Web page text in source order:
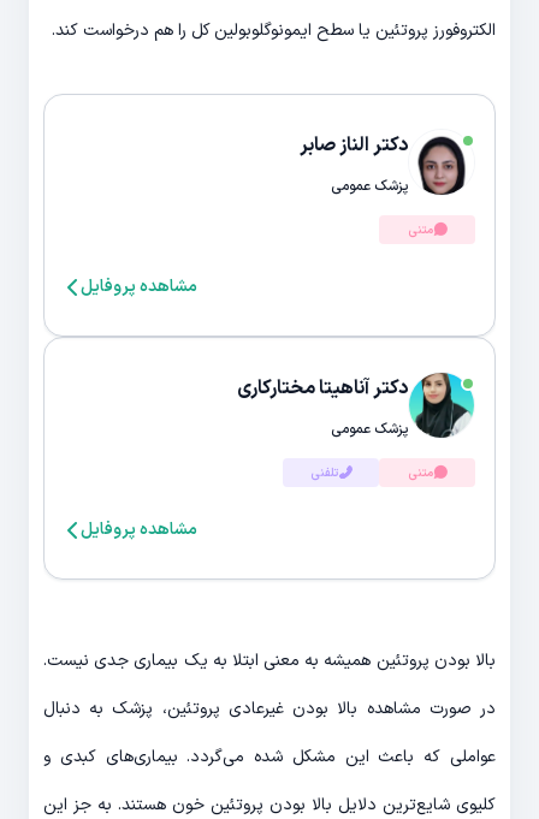
الکتروفورز پروتئین یا سطح ایمونوگلوبولین کل را هم درخواست کند.
دکتر الناز صابر
پزشک عمومی
متنی
مشاهده پروفایل
دکتر آناهیتا مختارکاری
پزشک عمومی
متنی تلفنی
مشاهده پروفایل
بالا بودن پروتئین همیشه به معنی ابتلا به یک بیماری جدی نیست.
در صورت مشاهده بالا بودن غیرعادی پروتئین، پزشک به دنبال
عواملی که باعث این مشکل شده می‌گردد. بیماری‌های کبدی و
کلیوی شایع‌ترین دلایل بالا بودن پروتئین خون هستند. به جز این